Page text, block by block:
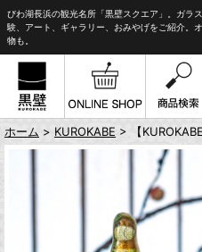
びわ湖長浜の観光名所「黒壁スクエア」。ガラ
験、アート、ギャラリー、おみやげをご紹介。
物も。
ホーム > KUROKABE > 【